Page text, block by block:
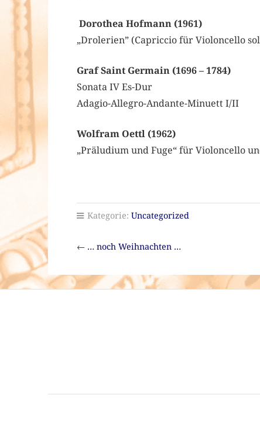
Dorothea Hofmann (1961)
„Drolerien” (Capriccio für Violoncello
Graf Saint Germain (1696 – 1784)
Sonata IV Es-Dur
Adagio-Allegro-Andante-Minuett I/II
Wolfram Oettl (1962)
„Präludium und Fuge“ für Violoncello
Kategorie: Uncategorized
← … noch Weihnachten …